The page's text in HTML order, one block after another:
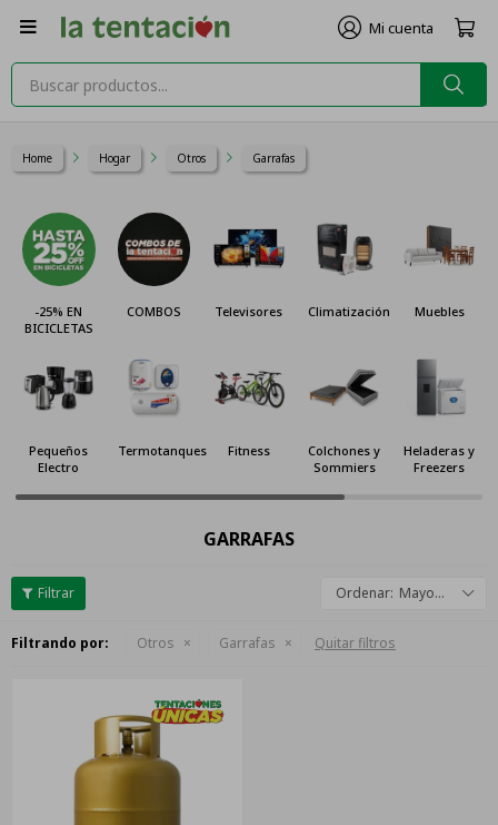

Home Hogar Otros Garrafas
-25% EN
BICICLETAS
COMBOS Televisores Climatización Muebles
Pequeños
Electro
Termotanques Fitness
Colchones y
Sommiers
Heladeras y
Freezers
GARRAFAS
Mayor descuento
Filtrando por: Otros Garrafas Quitar filtros